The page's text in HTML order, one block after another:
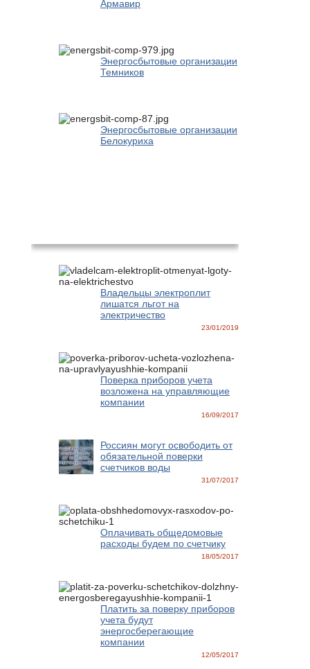
Армавир
Энергосбытовые организации
Темников
Энергосбытовые организации
Белокуриха
Владельцы электроплит
лишатся льгот на
электричество
23/01/2019
Поверка приборов учета
возложена на управляющие
компании
16/09/2017
Россиян могут освободить от
обязательной поверки
счетчиков воды
31/07/2017
Оплачивать общедомовые
расходы будем по счетчику
18/05/2017
Платить за поверку приборов
учета будут
энергосберегающие
компании
12/05/2017